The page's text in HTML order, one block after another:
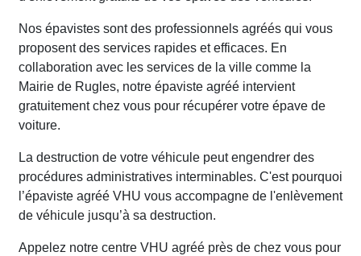
Nos épavistes sont des professionnels agréés qui vous
proposent des services rapides et efficaces. En
collaboration avec les services de la ville comme la
Mairie de Rugles, notre épaviste agréé intervient
gratuitement chez vous pour récupérer votre épave de
voiture.
La destruction de votre véhicule peut engendrer des
procédures administratives interminables. C'est pourquoi
l’épaviste agréé VHU vous accompagne de l'enlèvement
de véhicule jusqu’à sa destruction.
Appelez notre centre VHU agréé près de chez vous pour